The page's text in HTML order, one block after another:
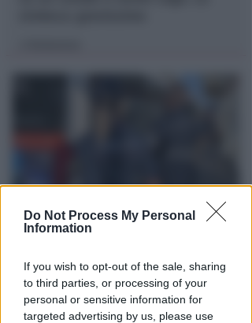
Do Not Process My Personal
Information
If you wish to opt-out of the sale, sharing
to third parties, or processing of your
personal or sensitive information for
targeted advertising by us, please use
VITTIMA UN ANZIANO RIMINESE
arrestati grazie all'occhio
esperto di un agente
di